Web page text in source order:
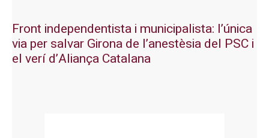
Front independentista i municipalista: l’única
via per salvar Girona de l’anestèsia del PSC i
el verí d’Aliança Catalana